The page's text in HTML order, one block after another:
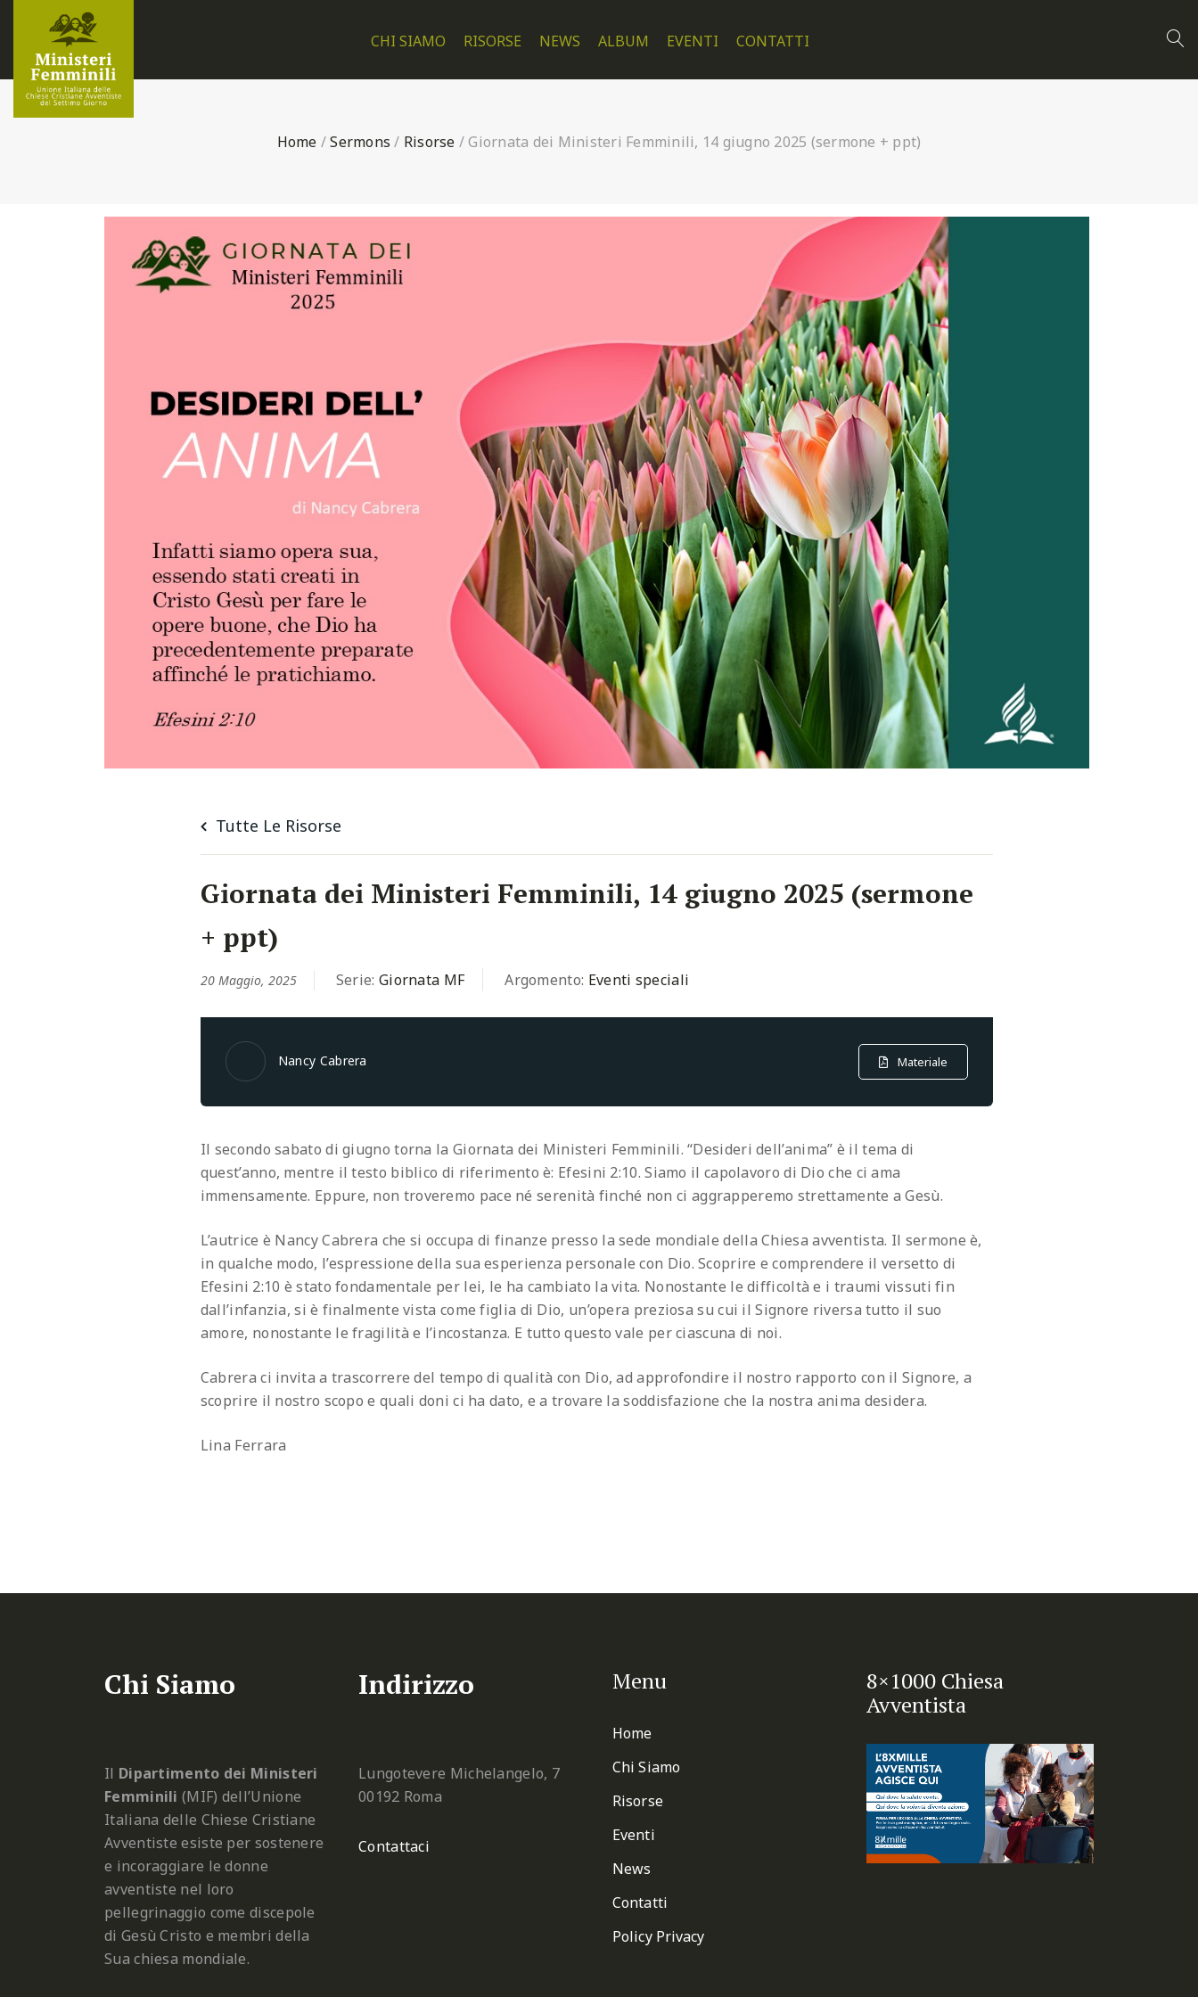
CHI SIAMO RISORSE NEWS ALBUM EVENTI CONTATTI
Home /Sermons / Risorse /Giornata dei Ministeri Femminili, 14 giugno 2025 (sermone + ppt)
Tutte Le Risorse
Giornata dei Ministeri Femminili, 14 giugno 2025 (sermone
+ ppt)
20 Maggio, 2025 Serie: Giornata MF Argomento: Eventi speciali
Nancy Cabrera Materiale
Il secondo sabato di giugno torna la Giornata dei Ministeri Femminili. “Desideri dell’anima” è il tema di
quest’anno, mentre il testo biblico di riferimento è: Efesini 2:10. Siamo il capolavoro di Dio che ci ama
immensamente. Eppure, non troveremo pace né serenità finché non ci aggrapperemo strettamente a Gesù.
L’autrice è Nancy Cabrera che si occupa di finanze presso la sede mondiale della Chiesa avventista. Il sermone è,
in qualche modo, l’espressione della sua esperienza personale con Dio. Scoprire e comprendere il versetto di
Efesini 2:10 è stato fondamentale per lei, le ha cambiato la vita. Nonostante le difficoltà e i traumi vissuti fin
dall’infanzia, si è finalmente vista come figlia di Dio, un’opera preziosa su cui il Signore riversa tutto il suo
amore, nonostante le fragilità e l’incostanza. E tutto questo vale per ciascuna di noi.
Cabrera ci invita a trascorrere del tempo di qualità con Dio, ad approfondire il nostro rapporto con il Signore, a
scoprire il nostro scopo e quali doni ci ha dato, e a trovare la soddisfazione che la nostra anima desidera.
Lina Ferrara
Chi Siamo
Il Dipartimento dei Ministeri
Femminili (MIF) dell’Unione
Italiana delle Chiese Cristiane
Avventiste esiste per sostenere
e incoraggiare le donne
avventiste nel loro
pellegrinaggio come discepole
di Gesù Cristo e membri della
Sua chiesa mondiale.
Indirizzo
Lungotevere Michelangelo, 7
00192 Roma
Contattaci
Menu
Home
Chi Siamo
Risorse
Eventi
News
Contatti
Policy Privacy
8×1000 Chiesa
Avventista